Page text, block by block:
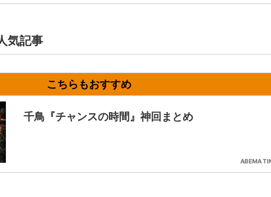
気記事
千鳥『チャンスの時間』神回まとめ
ABEMA